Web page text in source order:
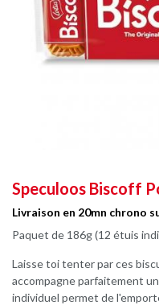
Speculoos Biscoff
Livraison en 20mn chrono
Paquet de 186g (12 étuis
Laisse toi tenter par ces
accompagne parfaitement
individuel permet de